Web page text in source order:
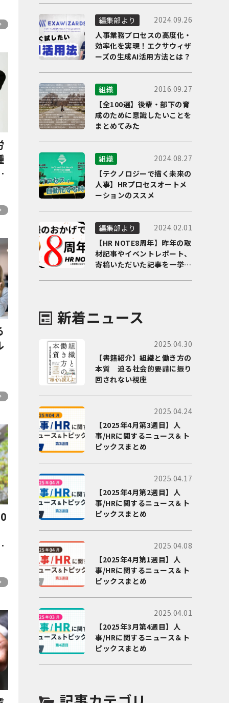
編集部より
2024.09.26
人事業務プロセスの高度化・
効率化を実現！エクサウィザ
ーズの生成AI活用方法とは？
組織
2016.09.27
【全100選】後輩・部下の育
成のために意識したいことを
まとめてみた
組織
2024.08.27
【テクノロジーで描く未来の
人事】HRプロセスオートメ
ーションのススメ
編集部より
2024.02.01
【HR NOTE8周年】昨年の取
材記事やイベントレポート、
寄稿いただいた記事を一挙に
新着ニュース
2025.04.30
【書籍紹介】組織と働き方の
本質 迫る社会的要請に振り
回されない視座
2025.04.24
【2025年4月第3週目】人
事/HRに関するニュース＆ト
ピックスまとめ
2025.04.17
【2025年4月第2週目】人
事/HRに関するニュース＆ト
ピックスまとめ
2025.04.08
【2025年4月第1週目】人
事/HRに関するニュース＆ト
ピックスまとめ
2025.04.01
【2025年3月第4週目】人
事/HRに関するニュース＆ト
ピックスまとめ